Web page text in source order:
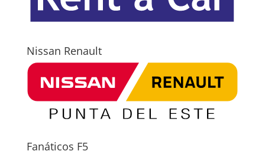
Nissan Renault
Fanáticos F5